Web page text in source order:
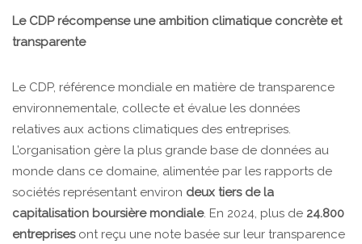
Le CDP récompense une ambition climatique concrète et
transparente
Le CDP, référence mondiale en matière de transparence
environnementale, collecte et évalue les données
relatives aux actions climatiques des entreprises.
L’organisation gère la plus grande base de données au
monde dans ce domaine, alimentée par les rapports de
sociétés représentant environ deux tiers de la
capitalisation boursière mondiale. En 2024, plus de 24.800
entreprisesont reçu une note basée sur leur transparence